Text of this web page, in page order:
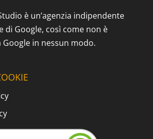
è un’agenzia indipendente
di Google, così come non è
in nessun modo.